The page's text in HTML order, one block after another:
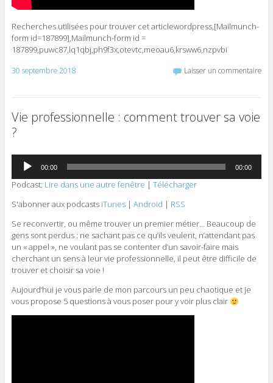
Recherches utilisées pour trouver cet articlewordpress,[Mailmunch-
form id=187899],Mailmunch-form id =
187899,puwc87,lq1qbj,ph9f3x,otevtc,meoau6,krsww6,nzpvbi
30 septembre 2018 Laisser un commentaire
Vie professionnelle : comment trouver sa voie
?
Lecteur
audio
00:00 00:00
Podcast: Lire dans une autre fenêtre | Télécharger
S'abonner aux podcasts iTunes| Android | RSS
Se reconvertir, ou même trouver un premier métier… Beaucoup de
gens sont perdus : ne sachant pas ce qu’ils veulent, n’attendant pas
un « appel », ne voulant pas se contenter d’un savoir-faire mais
cherchant un sens à leur vie professionnelle, il peut être difficile de
trouver et choisir sa voie !
Aujourd’hui je vous parle de mon parcours un peu chaotique et je
vous propose 5 questions à vous poser pour y voir plus clair